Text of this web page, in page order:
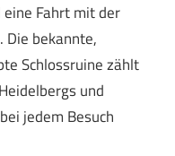
Fahrt mit der
Die bekannte,
Schlossruine zählt
und
jedem Besuch